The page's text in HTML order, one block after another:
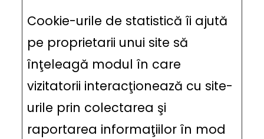
Cookie-urile de statistică îi ajută
pe proprietarii unui site să
înţeleagă modul în care
vizitatorii interacţionează cu site-
urile prin colectarea şi
raportarea informaţiilor în mod